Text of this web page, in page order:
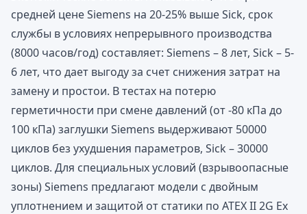
средней цене Siemens на 20-25% выше Sick, срок
службы в условиях непрерывного производства
(8000 часов/год) составляет: Siemens – 8 лет, Sick – 5-
6 лет, что дает выгоду за счет снижения затрат на
замену и простои. В тестах на потерю
герметичности при смене давлений (от -80 кПа до
100 кПа) заглушки Siemens выдерживают 50000
циклов без ухудшения параметров, Sick – 30000
циклов. Для специальных условий (взрывоопасные
зоны) Siemens предлагают модели с двойным
уплотнением и защитой от статики по ATEX II 2G Ex